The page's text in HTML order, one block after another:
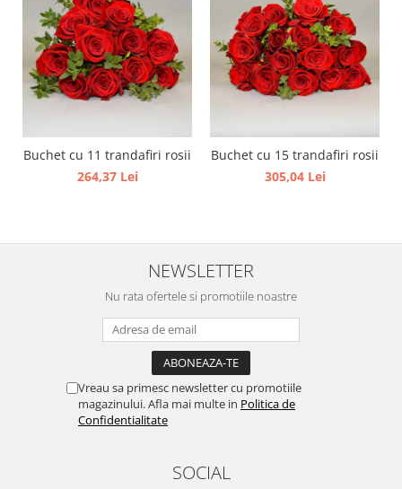
Buchet cu 11 trandafiri rosii
264,37 Lei
Buchet cu 15 trandafiri rosii
305,04 Lei
NEWSLETTER
Nu rata ofertele si promotiile noastre
Vreau sa primesc newsletter cu promotiile
magazinului. Afla mai multe in Politica de
Confidentialitate
SOCIAL